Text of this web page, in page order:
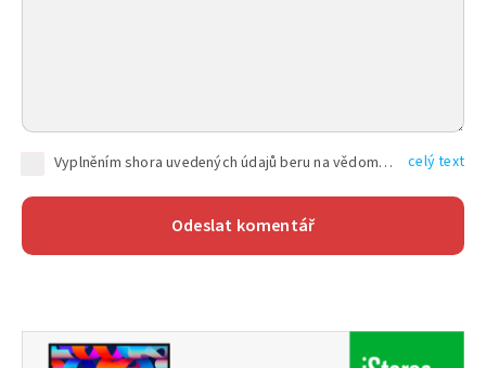
Vyplněním shora uvedených údajů beru na vědomí, že společnost TEXT FACTORY s.r.o., sídlem Brno, Durďákova 336/29, Černá Pole, PSČ: 613 00, IČ: 06157831, zapsané u Krajského soudu v Brně, oddíl C, vložka 100399, bude zpracovávat mé osobní údaje uvedené v rámci mnou vyplněného registračního formuláře na základě oprávněných zájmů TEXT FACTORY s.r.o. dle čl. 6 odst. 1 písm. f) GDPR a pro splnění právních povinností (čl. 6 odst. 1 písm. c) GDPR), a to pro tyto účely: nezbytnost zajistit oprávnění návštěvníka webových stránek provozovaných společností TEXT FACTORY s.r.o. přispívat aktivně ke zveřejněným článkům nebo v rámci diskusních fór a výkon práv TEXT FACTORY s.r.o. jako administrátora těchto diskusních fór. Více informací o zpracování osobních údajů a právech lze nalézt v celý text